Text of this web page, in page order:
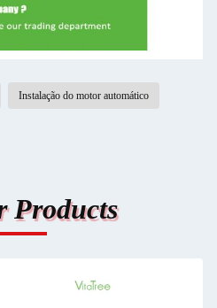
Instalação do motor automático
Products